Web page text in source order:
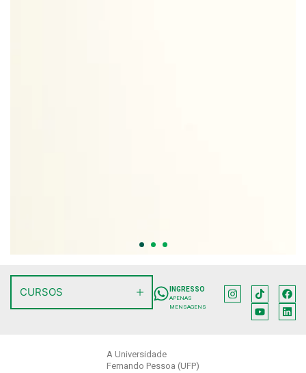
CURSOS INGRESSO
APENAS
MENSAGENS
A Universidade
Fernando Pessoa (UFP)